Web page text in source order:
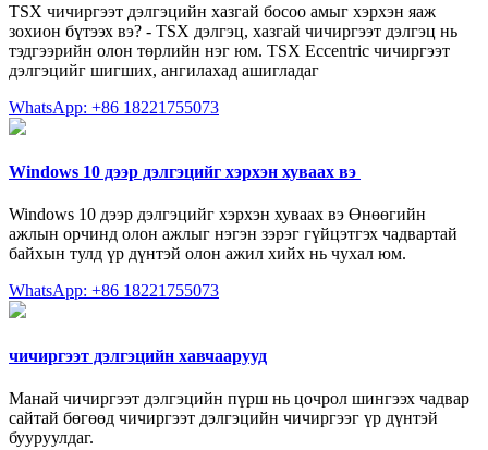
TSX чичиргээт дэлгэцийн хазгай босоо амыг хэрхэн яаж
зохион бүтээх вэ? - TSX дэлгэц, хазгай чичиргээт дэлгэц нь
тэдгээрийн олон төрлийн нэг юм. TSX Eccentric чичиргээт
дэлгэцийг шигших, ангилахад ашигладаг
WhatsApp: +86 18221755073
Windows 10 дээр дэлгэцийг хэрхэн хуваах вэ ️
Windows 10 дээр дэлгэцийг хэрхэн хуваах вэ Өнөөгийн
ажлын орчинд олон ажлыг нэгэн зэрэг гүйцэтгэх чадвартай
байхын тулд үр дүнтэй олон ажил хийх нь чухал юм.
WhatsApp: +86 18221755073
чичиргээт дэлгэцийн хавчаарууд
Манай чичиргээт дэлгэцийн пүрш нь цочрол шингээх чадвар
сайтай бөгөөд чичиргээт дэлгэцийн чичиргээг үр дүнтэй
бууруулдаг.